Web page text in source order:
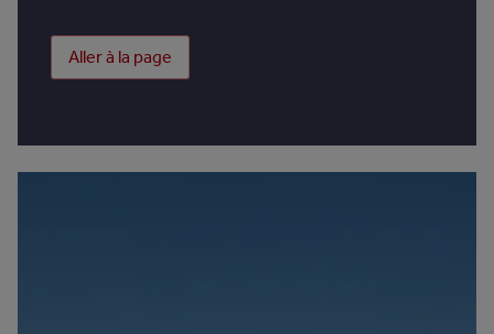
Aller à la page